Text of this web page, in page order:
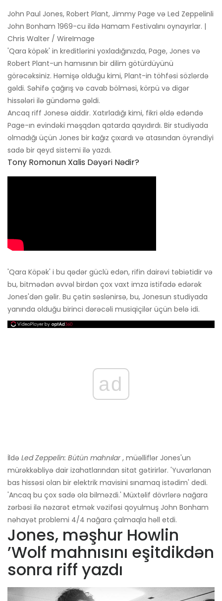
John Paul Jones, Robert Plant, Jimmy Page və Led Zeppelinli
John Bonham 1969-cu ildə Hamam Festivalını oynayırlar. |
Chris Walter / WireImage
'Qara köpək' in kreditlərini yoxladığınızda, Page, Jones və
Robert Plant-un hamısının bir dilim götürdüyünü
görəcəksiniz. Həmişə olduğu kimi, Plant-in töhfəsi sözlərdə
gəldi. Səhifə çağırış və cavab bölməsi, körpü və digər
hissələri ilə gündəmə gəldi.
Ancaq riff Jonesə aiddir. Xatırladığı kimi, fikri əldə edəndə
Page-ın evindəki məşqdən qatarda qayıdırdı. Bir studiyada
olmadığı üçün Jones bir kağız çıxardı və atasından öyrəndiyi
sadə bir qeyd sistemi ilə yazdı.
Tony Romonun Xalis Dəyəri Nədir?
'Qara Köpək' i bu qədər güclü edən, rifin dairəvi təbiətidir və
bu, bitmədən əvvəl birdən çox vaxt imza istifadə edərək
Jones'dən gəlir. Bu çətin səslənirsə, bu, Jonesun studiyada
yanında olduğu birinci dərəcəli musiqiçilər üçün belə idi.
ad
İldə Led Zeppelin: Bütün mahnılar, müəlliflər Jones'un
mürəkkəbliyə dair izahatlarından sitat gətirirlər. 'Yuvarlanan
bas hissəsi olan bir elektrik mavisini sınamaq istədim' dedi.
'Ancaq bu çox sadə ola bilməzdi.' Müxtəlif dövrlərə nağara
zərbəsi ilə nəzarət etmək vəzifəsi qoyulmuş John Bonham
nəhayət problemi 4/4 nağara çalmaqla həll etdi.
Jones, məşhur Howlin
’Wolf mahnısını eşitdikdən
sonra riff yazdı